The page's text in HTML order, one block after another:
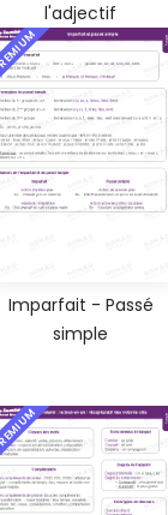
l'adjectif
Imparfait - Passé
simple